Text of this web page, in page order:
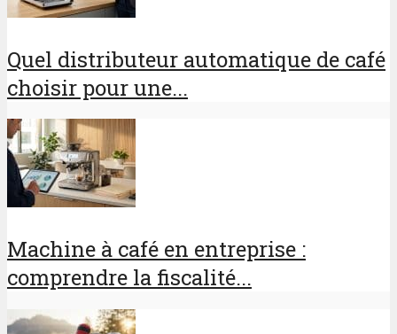
Quel distributeur automatique de café
choisir pour une...
Machine à café en entreprise :
comprendre la fiscalité...